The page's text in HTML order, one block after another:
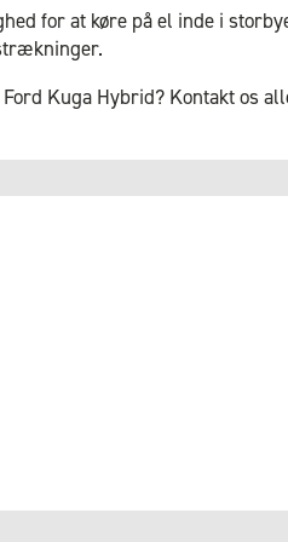
for at køre på el inde i
Kuga Hybrid? Kontakt os